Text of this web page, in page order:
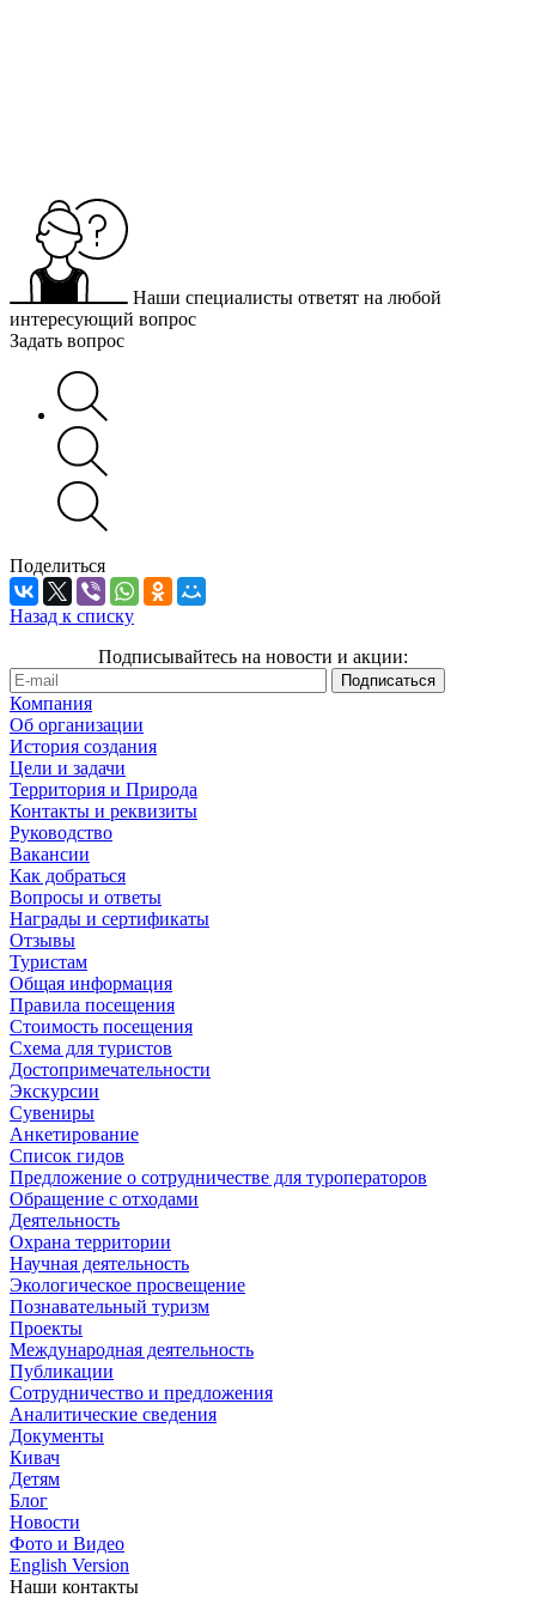
Наши специалисты ответят на любой
интересующий вопрос
Задать вопрос
Поделиться
Назад к списку
Подписывайтесь на новости и акции:
Компания
Об организации
История создания
Цели и задачи
Территория и Природа
Контакты и реквизиты
Руководство
Вакансии
Как добраться
Вопросы и ответы
Награды и сертификаты
Отзывы
Туристам
Общая информация
Правила посещения
Стоимость посещения
Схема для туристов
Достопримечательности
Экскурсии
Сувениры
Анкетирование
Список гидов
Предложение о сотрудничестве для туроператоров
Обращение с отходами
Деятельность
Охрана территории
Научная деятельность
Экологическое просвещение
Познавательный туризм
Проекты
Международная деятельность
Публикации
Сотрудничество и предложения
Аналитические сведения
Документы
Кивач
Детям
Блог
Новости
Фото и Видео
English Version
Наши контакты